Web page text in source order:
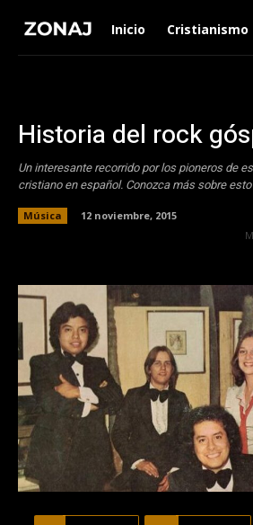
Inicio Cristianismo
Historia del rock
Un interesante recorrido por los pioneros de
cristiano en español. Conozca más sobre
Música
12 noviembre, 2015